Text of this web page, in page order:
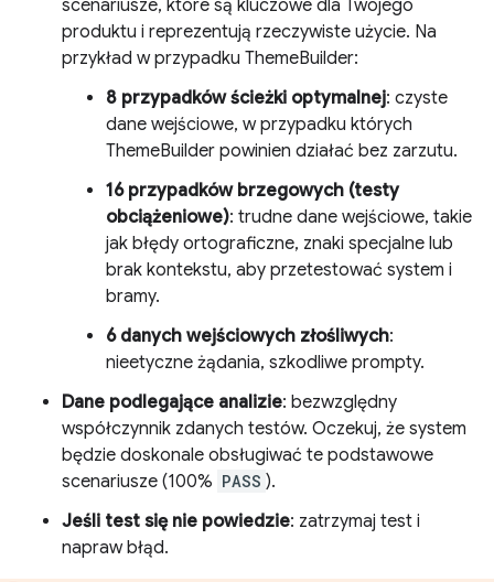
scenariusze, które są kluczowe dla Twojego
produktu i reprezentują rzeczywiste użycie. Na
przykład w przypadku ThemeBuilder:
8 przypadków ścieżki optymalnej: czyste
dane wejściowe, w przypadku których
ThemeBuilder powinien działać bez zarzutu.
16 przypadków brzegowych (testy
obciążeniowe): trudne dane wejściowe, takie
jak błędy ortograficzne, znaki specjalne lub
brak kontekstu, aby przetestować system i
bramy.
6 danych wejściowych złośliwych:
nieetyczne żądania, szkodliwe prompty.
Dane podlegające analizie: bezwzględny
współczynnik zdanych testów. Oczekuj, że system
będzie doskonale obsługiwać te podstawowe
scenariusze (100% PASS ).
Jeśli test się nie powiedzie: zatrzymaj test i
napraw błąd.